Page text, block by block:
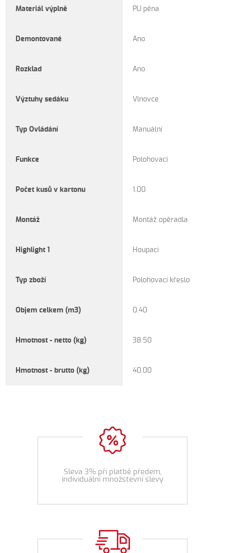
Materiál výplně PU pěna
Demontované Ano
Rozklad Ano
Výztuhy sedáku Vlnovce
Typ Ovládání Manuální
Funkce Polohovací
Počet kusů v kartonu 1.00
Montáž Montáž opěradla
Highlight 1 Houpaci
Typ zboží Polohovací křeslo
Objem celkem (m3) 0.40
Hmotnost - netto (kg) 38.50
Hmotnost - brutto (kg) 40.00
Sleva 3% při platbě předem,
individuální množstevní slevy